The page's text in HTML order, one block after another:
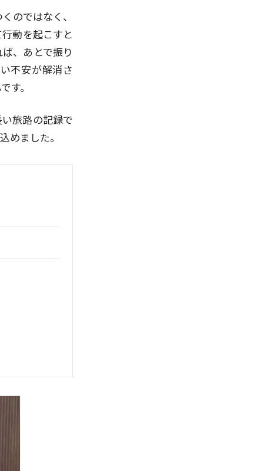
のではなく、
動を起こすと
、あとで振り
不安が解消さ
す。
旅路の記録で
めました。